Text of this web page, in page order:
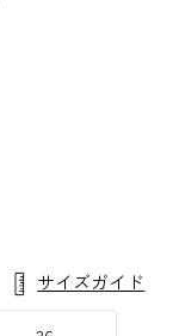
サイズガイド